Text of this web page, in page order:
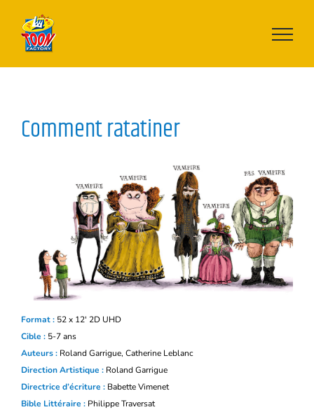
contenu
Comment ratatiner
Format : 52 x 12′ 2D UHD
Cible : 5-7 ans
Auteurs : Roland Garrigue, Catherine Leblanc
Direction Artistique : Roland Garrigue
Directrice d’écriture : Babette Vimenet
Bible Littéraire : PhilippeTraversat